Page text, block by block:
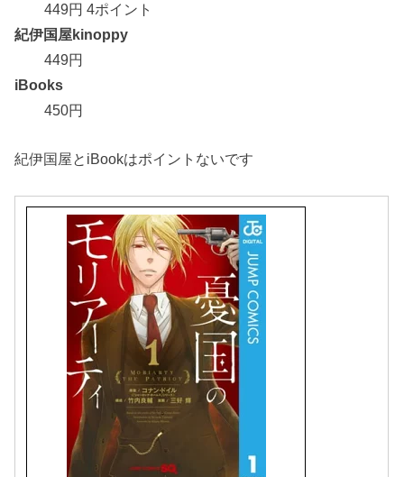
449円 4ポイント
紀伊国屋kinoppy
449円
iBooks
450円
紀伊国屋とiBookはポイントないです